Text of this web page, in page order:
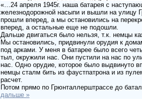
«…24 апреля 1945г. наша батарея с
железнодорожной насыпи и вышли на улицу
прошли вперед, а мы остановились на
вперед, а остальные еще не подошли.
Дальше двигаться было нельзя, т.к. немцы
Мы остановились, придвинули орудия к
под арками. У меня в батарее было всего
тыл, окружили нас. Они пустили на нас по
нас. Одно орудие, которое было выдвинуто
немцы сталм бить из фаустпатрона и из
расчет.
Потом прямо по Грюнталлерштрассе до
дальше »